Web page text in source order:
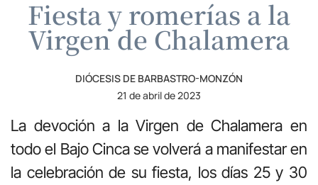
Fiesta y romerías a la
Virgen de Chalamera
DIÓCESIS DE BARBASTRO-MONZÓN
21 de abril de 2023
La devoción a la Virgen de Chalamera en
todo el Bajo Cinca se volverá a manifestar en
la celebración de su fiesta, los días 25 y 30